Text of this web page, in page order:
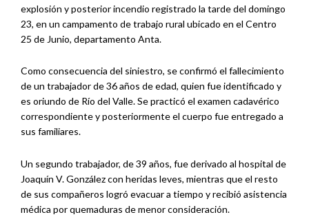
explosión y posterior incendio registrado la tarde del domingo
23, en un campamento de trabajo rural ubicado en el Centro
25 de Junio, departamento Anta.
Como consecuencia del siniestro, se confirmó el fallecimiento
de un trabajador de 36 años de edad, quien fue identificado y
es oriundo de Río del Valle. Se practicó el examen cadavérico
correspondiente y posteriormente el cuerpo fue entregado a
sus familiares.
Un segundo trabajador, de 39 años, fue derivado al hospital de
Joaquín V. González con heridas leves, mientras que el resto
de sus compañeros logró evacuar a tiempo y recibió asistencia
médica por quemaduras de menor consideración.